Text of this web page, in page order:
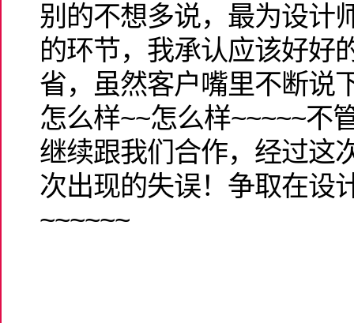
别的不想多说，最为设计
的环节，我承认应该好好
省，虽然客户嘴里不断说
怎么样~~怎么样~~~~~不
继续跟我们合作，经过这
次出现的失误！争取在设
~~~~~~